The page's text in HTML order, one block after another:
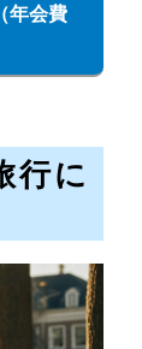
年会費
行に